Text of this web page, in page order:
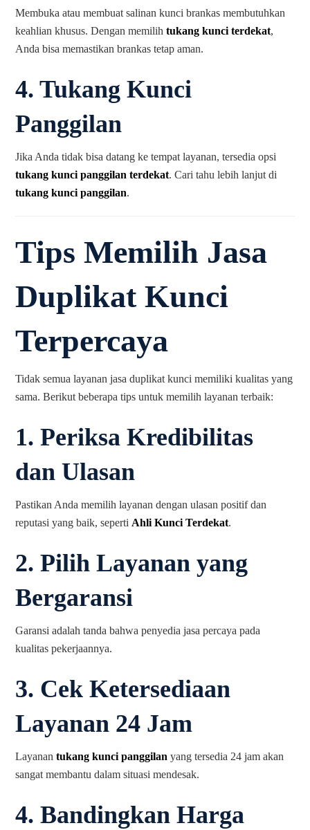
Membuka atau membuat salinan kunci brankas membutuhkan
keahlian khusus. Dengan memilihtukang kunci terdekat,
Anda bisa memastikan brankas tetap aman.
4.Tukang Kunci
Panggilan
Jika Anda tidak bisa datang ke tempat layanan, tersedia opsi
tukang kunci panggilan terdekat. Cari tahu lebih lanjut di
tukang kunci panggilan.
Tips Memilih Jasa
Duplikat Kunci
Terpercaya
Tidak semua layanan jasa duplikat kunci memiliki kualitas yang
sama. Berikut beberapa tips untuk memilih layanan terbaik:
1.Periksa Kredibilitas
dan Ulasan
Pastikan Anda memilih layanan dengan ulasan positif dan
reputasi yang baik, seperti Ahli Kunci Terdekat.
2.Pilih Layanan yang
Bergaransi
Garansi adalah tanda bahwa penyedia jasa percaya pada
kualitas pekerjaannya.
3. Cek Ketersediaan
Layanan 24 Jam
Layanantukang kunci panggilan yang tersedia 24 jam akan
sangat membantu dalam situasi mendesak.
4.Bandingkan Harga